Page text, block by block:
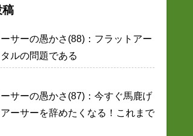
稿
サーの愚かさ(88)：フラットアー
ルの問題である
サーの愚かさ(87)：今すぐ馬鹿げ
ーサーを辞めたくなる！これまで